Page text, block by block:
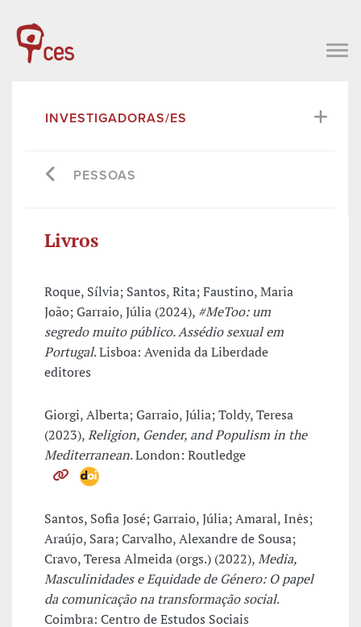
INVESTIGADORAS/ES
PESSOAS
Livros
Roque, Sílvia; Santos, Rita; Faustino, Maria
João; Garraio, Júlia (2024), #MeToo: um
segredo muito público. Assédio sexual em
Portugal. Lisboa: Avenida da Liberdade
editores
Giorgi, Alberta; Garraio, Júlia; Toldy, Teresa
(2023),Religion, Gender, and Populism in the
Mediterranean. London: Routledge
Santos, Sofia José; Garraio, Júlia; Amaral, Inês;
Araújo, Sara; Carvalho, Alexandre de Sousa;
Cravo, Teresa Almeida (orgs.) (2022),Media,
Masculinidades e Equidade de Género: O papel
da comunicação na transformação social.
Coimbra: Centro de Estudos Sociais